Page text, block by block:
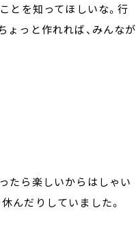
とを知ってほしいな。行
ょっと作れれば、みんなが
たら楽しいからはしゃい
んだりしていました。